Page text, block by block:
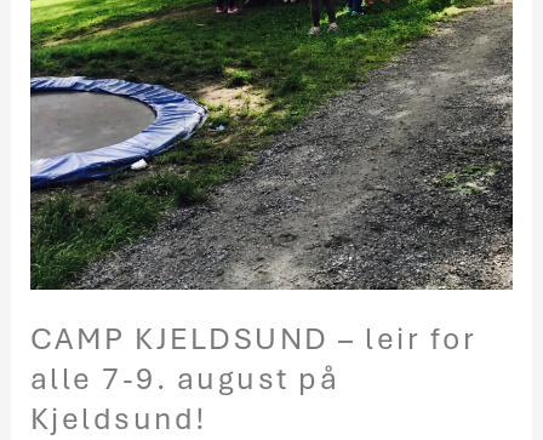
CAMP KJELDSUND – leir for
alle 7-9. august på
Kjeldsund!